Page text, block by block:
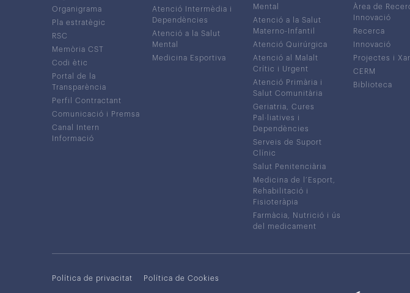
Organigrama
Pla estratègic
RSC
Memòria CST
Codi ètic
Portal de la
Transparència
Perfil Contractant
Comunicació i Premsa
Canal Intern
Informació
Atenció Intermèdia i
Dependències
Atenció a la Salut
Mental
Medicina Esportiva
Mental
Atenció a la Salut
Materno-Infantil
Atenció Quirúrgica
Atenció al Malalt
Crític i Urgent
Atenció Primària i
Salut Comunitària
Geriatria, Cures
Pal·liatives i
Dependències
Serveis de Suport
Clínic
Salut Penitenciària
Medicina de l’Esport,
Rehabilitació i
Fisioteràpia
Farmàcia, Nutrició i ús
del medicament
Àrea de
Innovació
Recerca
Innovació
Projectes i
CERM
Biblioteca
Política de privacitat Política de Cookies